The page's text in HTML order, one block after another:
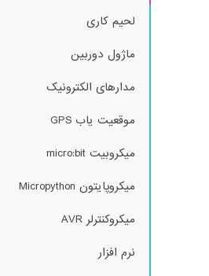
لحیم کاری
ماژول دوربین
مدارهای الکترونیک
موقعیت یاب GPS
میکروبیت micro:bit
میکروپایتون Micropython
میکروکنترلر AVR
نرم افزار